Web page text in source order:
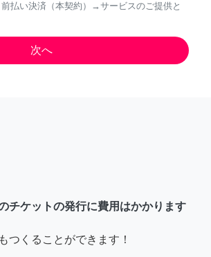
払い決済（本契約）→サービスのご提供と
チケットの発行に費用はかかります
つくることができます！